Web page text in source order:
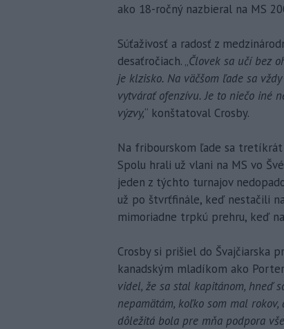
ako 18-ročný nazbieral na MS
Súťaživosť a radosť z
desaťročiach. „Človek sa učí bez
je klzisko. Na väčšom ľade sa
vytvárať ofenzívu. Je to niečo iné
výzvy,“ konštatoval Crosby.
Na fribourskom ľade sa
Spolu hrali už vlani na MS vo
jeden z týchto turnajov
už po štvrťfinále, keď nestačili
mimoriadne trpkú prehru, keď
Crosby si prišiel do Švajčiarska
kanadským mladíkom ako
videl, že sa stal kapitánom, hneď
nepamätám, koľko som mal
dôležitá bola pre mňa podpora